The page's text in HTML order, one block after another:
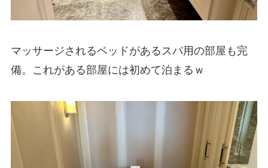
マッサージされるベッドがあるスパ用の部屋も完
備。これがある部屋には初めて泊まるｗ